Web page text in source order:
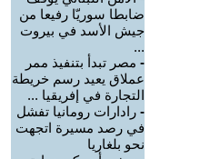
ضابطا سوريّا رفيعا من
جيش الأسد في بيروت
...
- مصر تبدأ بتنفيذ ممر
عملاق يعيد رسم خريطة
التجارة في إفريقيا ...
- رادارات رومانيا تفشل
في رصد مسيرة اتجهت
نحو بلغاريا